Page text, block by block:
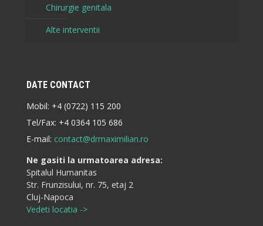
Chirurgie genitala
Alte interventii
DATE CONTACT
Mobil: +4 (0722) 115 200
Tel/Fax: +4 0364 105 686
E-mail: contact@drmaximilian.ro
Ne gasiti la urmatoarea adresa:
Spitalul Humanitas
Str. Frunzisului, nr. 75, etaj 2
Cluj-Napoca
Vedeti locatia ->